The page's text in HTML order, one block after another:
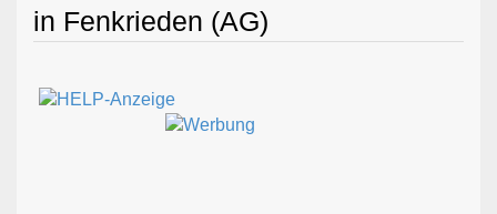
in Fenkrieden (AG)